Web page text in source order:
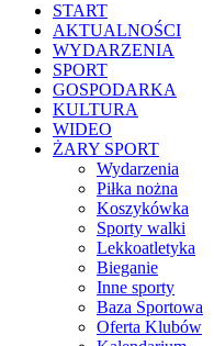
START
AKTUALNOŚCI
WYDARZENIA
SPORT
GOSPODARKA
KULTURA
WIDEO
ŻARY SPORT
Wydarzenia
Piłka nożna
Koszykówka
Sporty walki
Lekkoatletyka
Bieganie
Inne sporty
Baza Sportowa
Oferta Klubów